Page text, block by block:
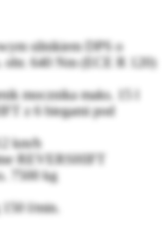
silnikiem DPS o
obr. 640 Nm (ECE R 120)
mocznika maks. 15 l
z 6 biegami pod
km/h
REVERSHIFT
7500 kg
150 l/min.